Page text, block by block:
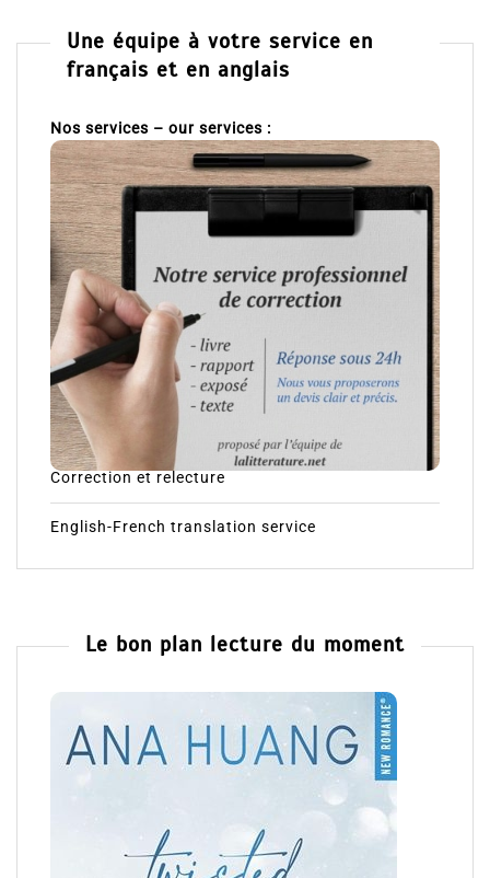
Une équipe à votre service en
français et en anglais
Nos services – our services :
Correction et relecture
English-French translation service
Le bon plan lecture du moment